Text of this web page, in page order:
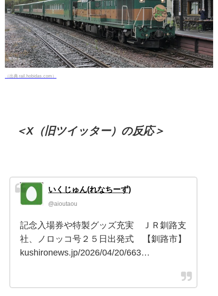
（出典 rail.hobidas.com）
＜X（旧ツイッター）の反応＞
いくじゅん(れなちーず)
@aioutaou
記念入場券や特製グッズ充実 ＪＲ釧路支
社、ノロッコ号２５日出発式 【釧路市】
kushironews.jp/2026/04/20/663…